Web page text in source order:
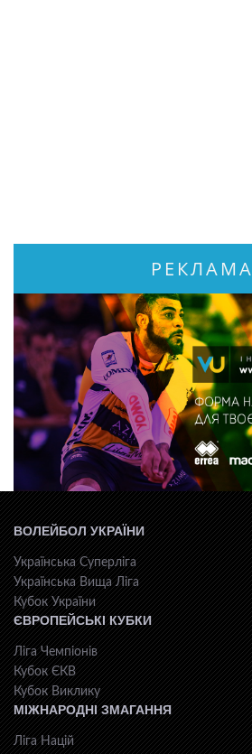
РЕКЛАМА
ВОЛЕЙБОЛ УКРАЇНИ
Українська Суперліга
Українська Вища Ліга
Кубок України
ЄВРОПЕЙСЬКІ КУБКИ
Ліга Чемпіонів
Кубок ЄКВ
Кубок Виклику
МІЖНАРОДНІ ЗМАГАННЯ
Ліга Націй